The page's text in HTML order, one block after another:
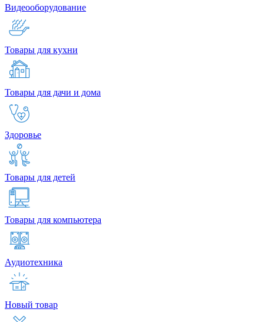
Видеооборудование
Товары для кухни
Товары для дачи и дома
Здоровье
Товары для детей
Товары для компьютера
Аудиотехника
Новый товар